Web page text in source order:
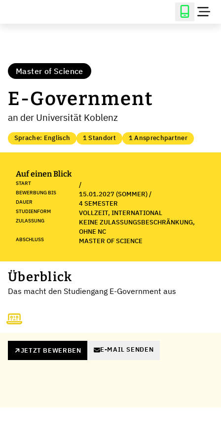
Master of Science
E-Government
an der Universität Koblenz
Sprache: Englisch 1 Standort 1 Ansprechpartner
Auf einen Blick
START /
BEWERBUNG BIS 15.01.2027 (SOMMER) /
DAUER 4 SEMESTER
STUDIENFORM VOLLZEIT, INTERNATIONAL
ZULASSUNG
KEINE ZULASSUNGSBESCHRÄNKUNG,
OHNE NC
ABSCHLUSS MASTER OF SCIENCE
Überblick
Das macht den Studiengang E-Government aus
JETZT BEWERBEN E-MAIL SENDEN